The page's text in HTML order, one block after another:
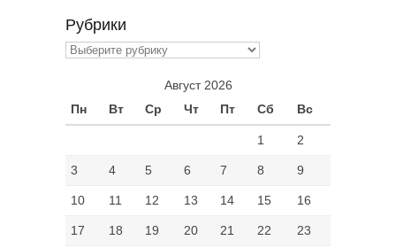
Рубрики
Рубрики
Август 2026
Пн
Вт Ср Чт Пт Сб Вс
1 2
3 4 5 6 7 8 9
10 11 12 13 14 15 16
17 18 19 20 21 22 23